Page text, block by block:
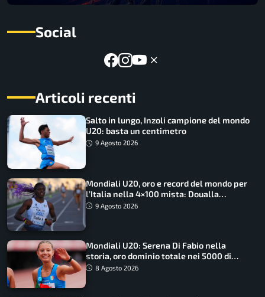
Social
Articoli recenti
Salto in lungo, Inzoli campione del mondo
U20: basta un centimetro
9 Agosto 2026
Mondiali U20, oro e record del mondo per
l’Italia nella 4×100 mista: Doualla
straordinaria
9 Agosto 2026
Mondiali U20: Serena Di Fabio nella
storia, oro dominio totale nei 5000 di
marcia
8 Agosto 2026